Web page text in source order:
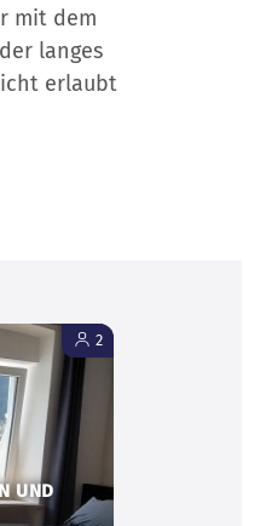
mit dem
langes
erlaubt
UND
2